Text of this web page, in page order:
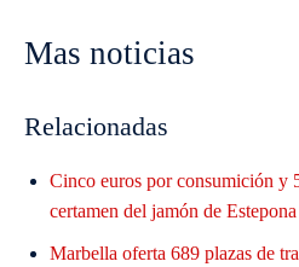
Mas noticias
Relacionadas
Cinco euros por consumición y
certamen del jamón de
Marbella oferta 689 plazas de